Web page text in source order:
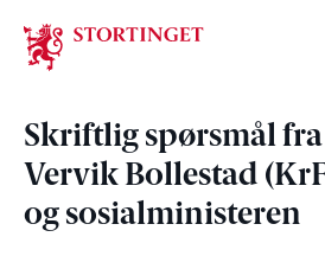
Stortinget.no
Skriftlig spørsmål
Vervik Bollestad
og sosialministeren